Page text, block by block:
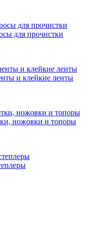
для прочистки
и клейкие ленты
ножовки и топоры